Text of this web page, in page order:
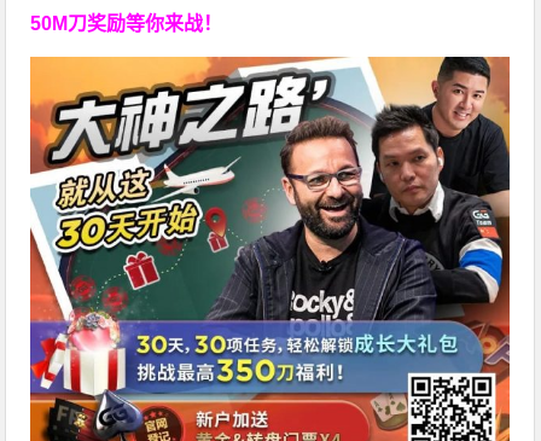
50M刀奖励等你来战！